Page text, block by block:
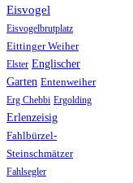
Eisvogel
Eisvogelbrutplatz
Eittinger Weiher
Elster Englischer
Garten Entenweiher
Erg Chebbi Ergolding
Erlenzeisig
Fahlbürzel-
Steinschmätzer
Fahlsegler